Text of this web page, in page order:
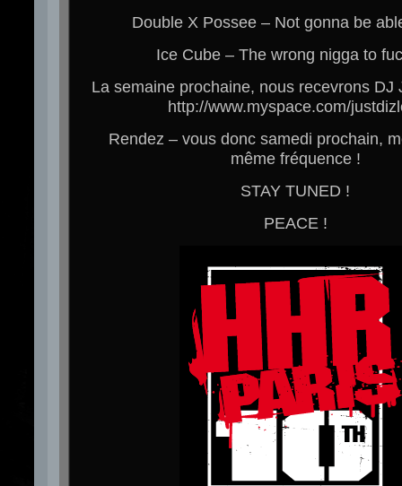
Double X Possee – Not gonna be
Ice Cube – The wrong nigga to
La semaine prochaine, nous recevrons DJ
http://www.myspace.com/
Rendez – vous donc samedi prochain,
même fréquence !
STAY TUNED !
PEACE !